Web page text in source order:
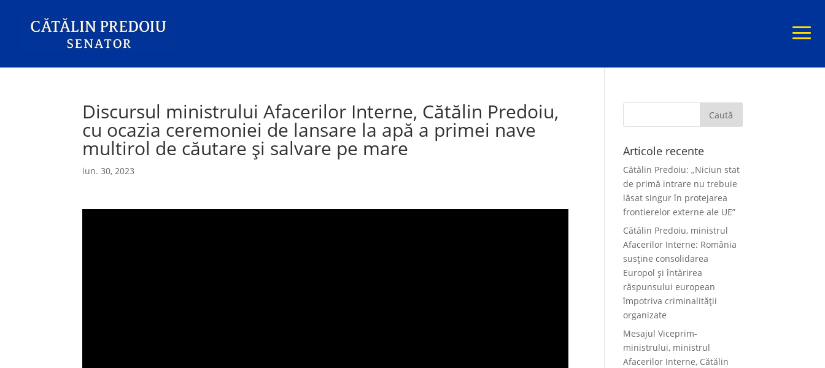
Discursul ministrului Afacerilor Interne, Cătălin Predoiu,
cu ocazia ceremoniei de lansare la apă a primei nave
multirol de căutare și salvare pe mare
iun. 30, 2023
Articole recente
Cătălin Predoiu: „Niciun stat
de primă intrare nu trebuie
lăsat singur în protejarea
frontierelor externe ale UE”
Cătălin Predoiu, ministrul
Afacerilor Interne: România
susține consolidarea
Europol și întărirea
răspunsului european
împotriva criminalității
organizate
Mesajul Viceprim-
ministrului, ministrul
Afacerilor Interne, Cătălin